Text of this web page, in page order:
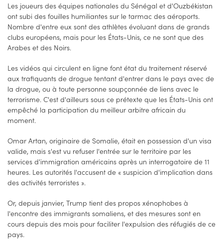
Les joueurs des équipes nationales du Sénégal et d'Ouzbékistan
ont subi des fouilles humiliantes sur le tarmac des aéroports.
Nombre d'entre eux sont des athlètes évoluant dans de grands
clubs européens, mais pour les États-Unis, ce ne sont que des
Arabes et des Noirs.
Les vidéos qui circulent en ligne font état du traitement réservé
aux trafiquants de drogue tentant d'entrer dans le pays avec de
la drogue, ou à toute personne soupçonnée de liens avec le
terrorisme. C'est d'ailleurs sous ce prétexte que les États-Unis ont
empêché la participation du meilleur arbitre africain du
moment.
Omar Artan, originaire de Somalie, était en possession d'un visa
valide, mais s'est vu refuser l'entrée sur le territoire par les
services d'immigration américains après un interrogatoire de 11
heures. Les autorités l'accusent de « suspicion d'implication dans
des activités terroristes ».
Or, depuis janvier, Trump tient des propos xénophobes à
l'encontre des immigrants somaliens, et des mesures sont en
cours depuis des mois pour faciliter l'expulsion des réfugiés de ce
pays.